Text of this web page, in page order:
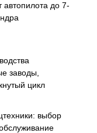
до 7-
заводы,
цикл
выбор